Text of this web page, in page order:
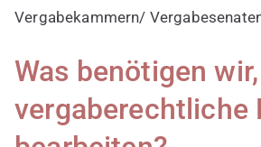
Vergabekammern/
Was benötigen
vergaberechtliche